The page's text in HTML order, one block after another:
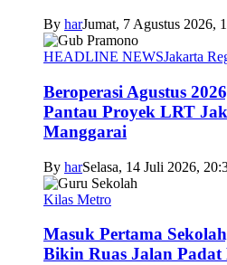
By harJumat, 7 Agustus 2026,
HEADLINE NEWSJakarta
Beroperasi Agustus
Pantau Proyek LRT
Manggarai
By harSelasa, 14 Juli 2026,
Kilas Metro
Masuk Pertama
Bikin Ruas Jalan Padat